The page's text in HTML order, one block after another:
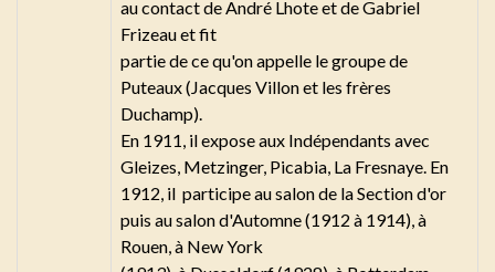
au contact de André Lhote et de Gabriel
Frizeau et fit
partie de ce qu'on appelle le groupe de
Puteaux (Jacques Villon et les frères
Duchamp).
En 1911, il expose aux Indépendants avec
Gleizes, Metzinger, Picabia, La Fresnaye. En
1912, il participe au salon de la Section d'or
puis au salon d'Automne (1912 à 1914), à
Rouen, à New York